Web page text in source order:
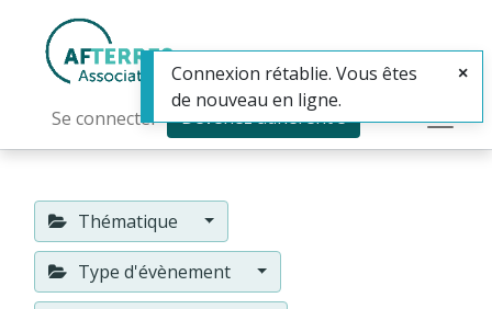
Se connecter Devenez adhérent·e
Thématique
Type d'évènement
Connexion rétablie. Vous êtes
de nouveau en ligne.